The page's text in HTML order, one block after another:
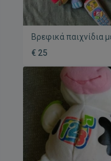
Βρεφικά παιχνίδια
πακέτο Fisher Price
€ 25